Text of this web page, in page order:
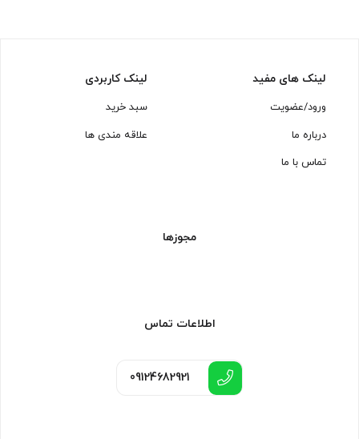
لینک های مفید
ورود/عضویت
درباره ما
تماس با ما
لینک کاربردی
سبد خرید
علاقه مندی ها
مجوزها
اطلاعات تماس
09124682921